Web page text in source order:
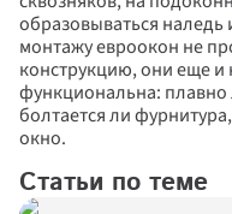
образовываться наледь
монтажу евроокон не
конструкцию, они еще и
функциональна: плавно
болтается ли
окно.
Статьи по теме